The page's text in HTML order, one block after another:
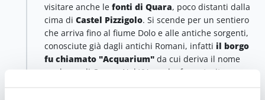
visitare anche le fonti di Quara, poco distanti dalla
cima di Castel Pizzigolo. Si scende per un sentiero
che arriva fino al fiume Dolo e alle antiche sorgenti,
conosciute già dagli antichi Romani, infatti il borgo
fu chiamato "Acquarium" da cui deriva il nome
moderno di Quara. Nel XV secolo, fu costruito